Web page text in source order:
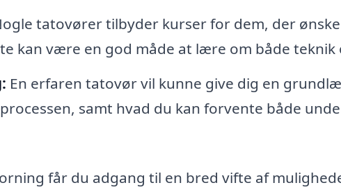
tatovører tilbyder kurser for dem, der
kan være en god måde at lære om både teknik
En erfaren tatovør vil kunne give dig en
samt hvad du kan forvente både
får du adgang til en bred vifte af